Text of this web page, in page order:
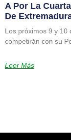
A Por La
De
Los próximos 9 y 10
competirán con su
Leer Más